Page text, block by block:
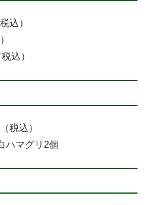
込）
込）
税込）
ハマグリ2個